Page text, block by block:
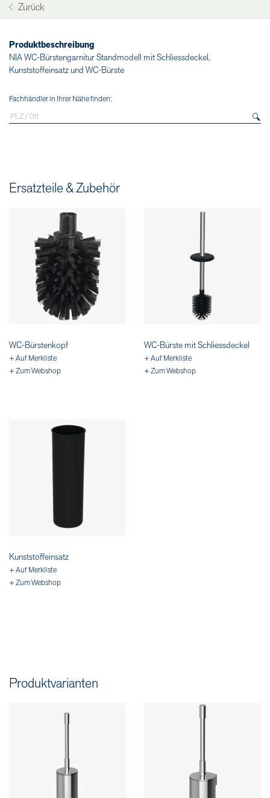
Zurück
Produktbeschreibung
NIA WC-Bürstengarnitur Standmodell mit Schliessdeckel,
Kunststoffeinsatz und WC-Bürste
Fachhändler in Ihrer Nähe finden:
Ersatzteile & Zubehör
WC-Bürstenkopf
+ Auf Merkliste
+ Zum Webshop
WC-Bürste mit Schliessdeckel
+ Auf Merkliste
+ Zum Webshop
Kunststoffeinsatz
+ Auf Merkliste
+ Zum Webshop
Produktvarianten